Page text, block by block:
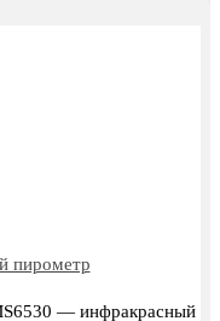
пирометр
— инфракрасный